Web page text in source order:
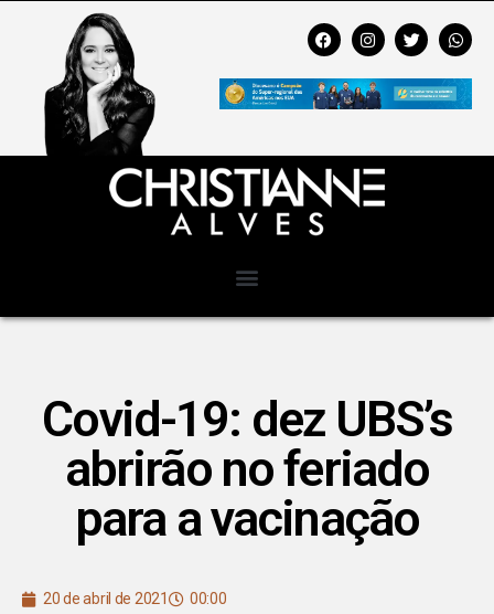
Covid-19: dez UBS’s
abrirão no feriado
para a vacinação
20 de abril de 2021 00:00